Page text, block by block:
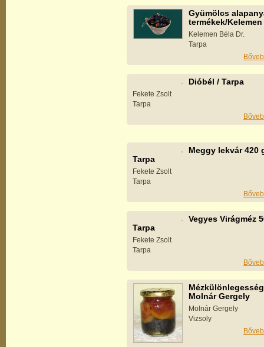
Gyümölcs
termékek/Kelemen
Kelemen Béla Dr.
Tarpa
Dióbél / Tarpa
Fekete Zsolt
Tarpa
Meggy lekvár 420
Tarpa
Fekete Zsolt
Tarpa
Vegyes Virágméz
Tarpa
Fekete Zsolt
Tarpa
Molnár Gergely
Molnár Gergely
Vizsoly